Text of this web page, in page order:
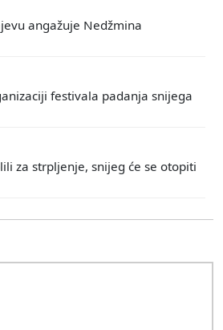
angažuje Nedžmina
festivala padanja snijega
za strpljenje, snijeg će se otopiti